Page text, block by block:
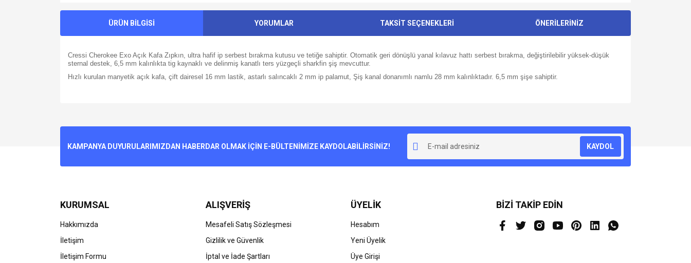
ÜRÜN BİLGİSİ YORUMLAR TAKSİT SEÇENEKLERİ ÖNERİLERİNİZ
Cressi Cherokee Exo Açık Kafa Zıpkın, ultra hafif ip serbest bırakma kutusu ve tetiğe sahiptir. Otomatik geri dönüşlü yanal kılavuz hattı serbest bırakma, değiştirilebilir yüksek-düşük
sternal destek, 6,5 mm kalınlıkta tig kaynaklı ve delinmiş kanatlı ters yüzgeçli sharkfin şiş mevcuttur.
Hızlı kurulan manyetik açık kafa, çift dairesel 16 mm lastik, astarlı salıncaklı 2 mm ip palamut, Şiş kanal donanımlı namlu 28 mm kalınlıktadır. 6,5 mm şişe sahiptir.
Ürün resmi kalitesiz, bozuk veya görüntülenemiyor.
Bu ürüne benzer farklı alternatifler olmalı.
KAMPANYA DUYURULARIMIZDAN HABERDAR OLMAK İÇİN E-BÜLTENİMİZE KAYDOLABİLİRSİNİZ! KAYDOL
KURUMSAL
Hakkımızda
İletişim
İletişim Formu
ALIŞVERİŞ
Mesafeli Satış Sözleşmesi
Gizlilik ve Güvenlik
İptal ve İade Şartları
ÜYELİK
Hesabım
Yeni Üyelik
Üye Girişi
BİZİ TAKİP EDİN